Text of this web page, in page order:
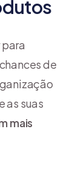
de
as suas
mais